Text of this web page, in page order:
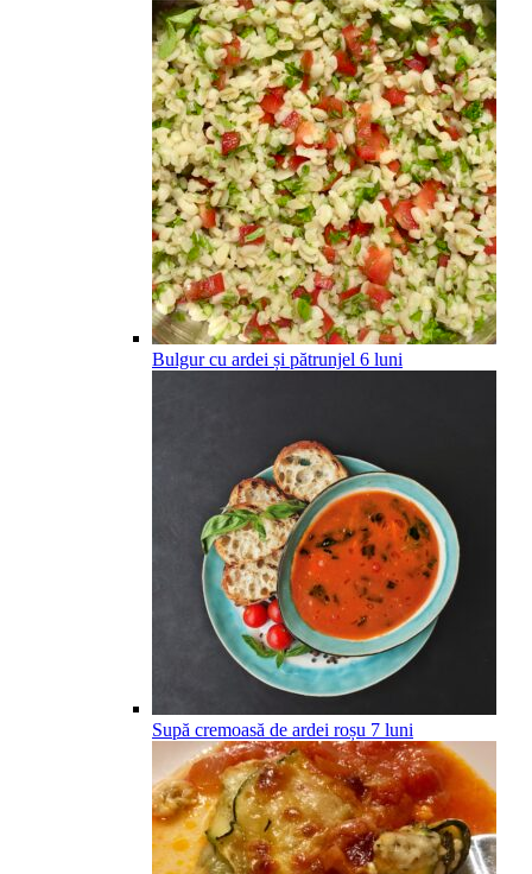
Bulgur cu ardei și pătrunjel 6 luni
Supă cremoasă de ardei roșu 7 luni